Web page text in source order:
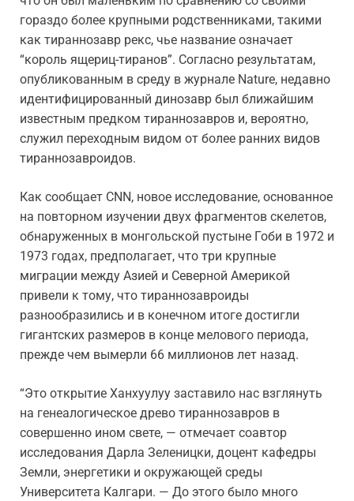
гораздо более крупными родственниками, такими
как тираннозавр рекс, чье название означает
“король ящериц-тиранов”. Согласно результатам,
опубликованным в среду в журнале Nature, недавно
идентифицированный динозавр был ближайшим
известным предком тираннозавров и, вероятно,
служил переходным видом от более ранних видов
тираннозавроидов.
Как сообщает CNN, новое исследование, основанное
на повторном изучении двух фрагментов скелетов,
обнаруженных в монгольской пустыне Гоби в 1972 и
1973 годах, предполагает, что три крупные
миграции между Азией и Северной Америкой
привели к тому, что тираннозавроиды
разнообразились и в конечном итоге достигли
гигантских размеров в конце мелового периода,
прежде чем вымерли 66 миллионов лет назад.
“Это открытие Ханхуулуу заставило нас взглянуть
на генеалогическое древо тираннозавров в
совершенно ином свете, — отмечает соавтор
исследования Дарла Зеленицки, доцент кафедры
Земли, энергетики и окружающей среды
Университета Калгари. — До этого было много